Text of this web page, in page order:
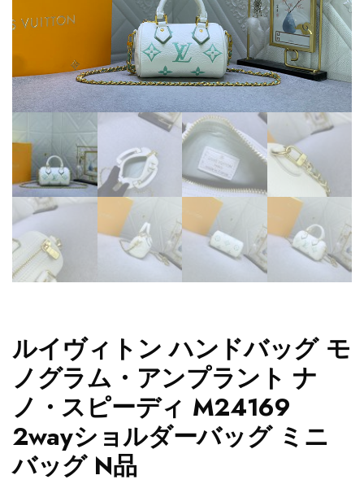
ルイヴィトン ハンドバッグ モ
ノグラム・アンプラント ナ
ノ・スピーディ M24169
2wayショルダーバッグ ミニ
バッグ N品